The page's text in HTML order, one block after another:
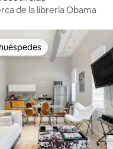
de la librería Obama
huéspedes más destacados